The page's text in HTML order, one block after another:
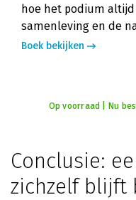
hoe het podium
samenleving en de
Boek bekijken
Op voorraad | Nu
Conclusie:
zichzelf blijft